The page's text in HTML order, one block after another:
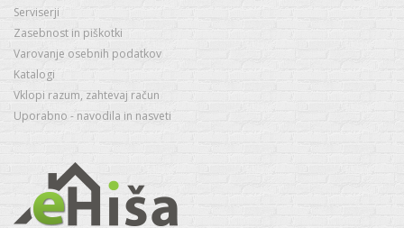
Serviserji
Zasebnost in piškotki
Varovanje osebnih podatkov
Katalogi
Vklopi razum, zahtevaj račun
Uporabno - navodila in nasveti